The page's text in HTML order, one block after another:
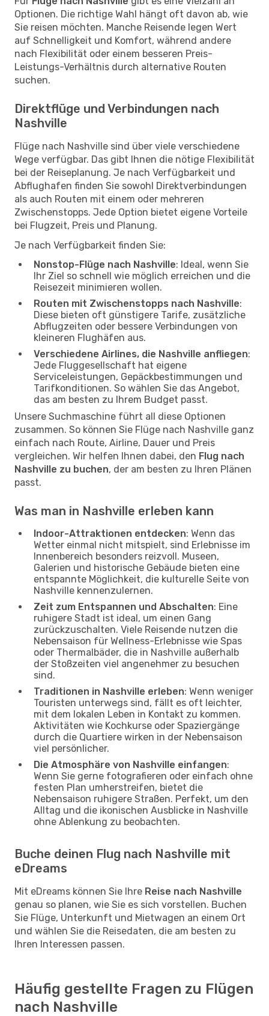
Optionen. Die richtige Wahl hängt oft davon ab, wie
Sie reisen möchten. Manche Reisende legen Wert
auf Schnelligkeit und Komfort, während andere
nach Flexibilität oder einem besseren Preis-
Leistungs-Verhältnis durch alternative Routen
suchen.
Direktflüge und Verbindungen nach
Nashville
Flüge nach Nashville sind über viele verschiedene
Wege verfügbar. Das gibt Ihnen die nötige Flexibilität
bei der Reiseplanung. Je nach Verfügbarkeit und
Abflughafen finden Sie sowohl Direktverbindungen
als auch Routen mit einem oder mehreren
Zwischenstopps. Jede Option bietet eigene Vorteile
bei Flugzeit, Preis und Planung.
Je nach Verfügbarkeit finden Sie:
Nonstop-Flüge nach Nashville: Ideal, wenn Sie
Ihr Ziel so schnell wie möglich erreichen und die
Reisezeit minimieren wollen.
Routen mit Zwischenstopps nach Nashville:
Diese bieten oft günstigere Tarife, zusätzliche
Abflugzeiten oder bessere Verbindungen von
kleineren Flughäfen aus.
Verschiedene Airlines, die Nashville anfliegen:
Jede Fluggesellschaft hat eigene
Serviceleistungen, Gepäckbestimmungen und
Tarifkonditionen. So wählen Sie das Angebot,
das am besten zu Ihrem Budget passt.
Unsere Suchmaschine führt all diese Optionen
zusammen. So können Sie Flüge nach Nashville ganz
einfach nach Route, Airline, Dauer und Preis
vergleichen. Wir helfen Ihnen dabei, den Flug nach
Nashville zu buchen, der am besten zu Ihren Plänen
passt.
Was man in Nashville erleben kann
Indoor-Attraktionen entdecken: Wenn das
Wetter einmal nicht mitspielt, sind Erlebnisse im
Innenbereich besonders reizvoll. Museen,
Galerien und historische Gebäude bieten eine
entspannte Möglichkeit, die kulturelle Seite von
Nashville kennenzulernen.
Zeit zum Entspannen und Abschalten: Eine
ruhigere Stadt ist ideal, um einen Gang
zurückzuschalten. Viele Reisende nutzen die
Nebensaison für Wellness-Erlebnisse wie Spas
oder Thermalbäder, die in Nashville außerhalb
der Stoßzeiten viel angenehmer zu besuchen
sind.
Traditionen in Nashville erleben: Wenn weniger
Touristen unterwegs sind, fällt es oft leichter,
mit dem lokalen Leben in Kontakt zu kommen.
Aktivitäten wie Kochkurse oder Spaziergänge
durch die Quartiere wirken in der Nebensaison
viel persönlicher.
Die Atmosphäre von Nashville einfangen:
Wenn Sie gerne fotografieren oder einfach ohne
festen Plan umherstreifen, bietet die
Nebensaison ruhigere Straßen. Perfekt, um den
Alltag und die ikonischen Ausblicke in Nashville
ohne Ablenkung zu beobachten.
Buche deinen Flug nach Nashville mit
eDreams
Mit eDreams können Sie Ihre Reise nach Nashville
genau so planen, wie Sie es sich vorstellen. Buchen
Sie Flüge, Unterkunft und Mietwagen an einem Ort
und wählen Sie die Reisedaten, die am besten zu
Ihren Interessen passen.
Häufig gestellte Fragen zu Flügen
nach Nashville